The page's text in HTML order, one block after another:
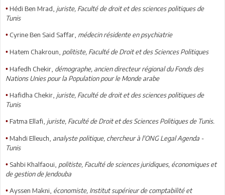
• Hédi Ben Mrad, juriste, Faculté de droit et des sciences politiques de
Tunis
• Cyrine Ben Said Saffar, médecin résidente en psychiatrie
• Hatem Chakroun, politiste, Faculté de Droit et des Sciences Politiques
• Hafedh Chekir, démographe, ancien directeur régional du Fonds des
Nations Unies pour la Population pour le Monde arabe
• Hafidha Chekir, juriste, Faculté de droit et des sciences politiques de
Tunis
• Fatma Ellafi, juriste, Faculté de Droit et des Sciences Politiques de Tunis.
• Mahdi Elleuch, analyste politique, chercheur à l'ONG Legal Agenda -
Tunis
• Sahbi Khalfaoui, politiste, Faculté de sciences juridiques, économiques et
de gestion de Jendouba
• Ayssen Makni, économiste, Institut supérieur de comptabilité et